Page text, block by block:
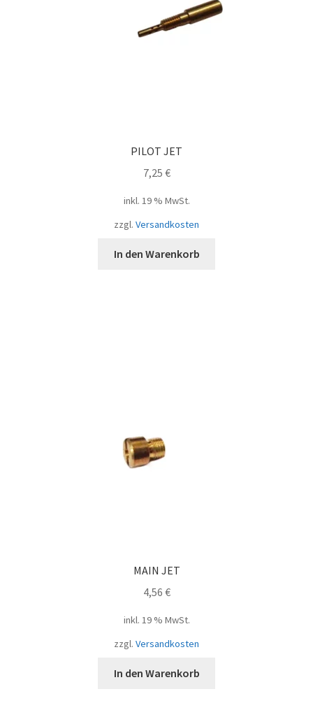
PILOT JET
7,25 €
inkl. 19 % MwSt.
zzgl. Versandkosten
In den Warenkorb
MAIN JET
4,56 €
inkl. 19 % MwSt.
zzgl. Versandkosten
In den Warenkorb